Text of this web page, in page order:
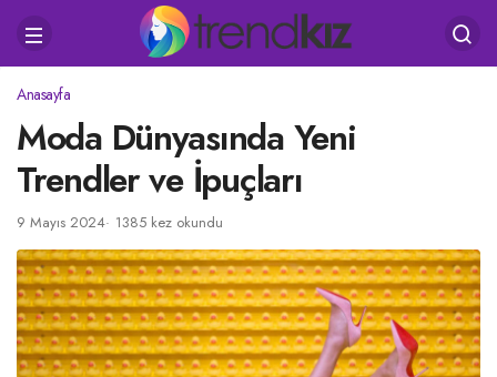
Anasayfa
Moda Dünyasında Yeni
Trendler ve İpuçları
9 Mayıs 2024 1385 kez okundu